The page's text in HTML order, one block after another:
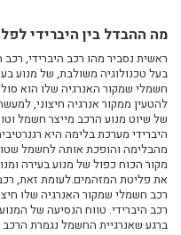
רכב חשמלי בליסינג
רכבים פרטיים חשמליים השוואה
רכבים היברידיים- מבט מעמיק והשוואה בין
עמדת טעינה ביתית לרכב חשמלי
רכבי פלאג-אין היברידיים- PHEV
רכבים חשמליים יד שנייה
כמה עולה להטעין רכב חשמלי?
טנדר עד 3.5 טון: השוואה
ליסינג לחברות
מה ההבדל בין היברידי
ראשית נסביר מהו רכב היברידי,
בעל טכנולוגיה משולבת, של מנוע
חשמלי שמקור האנרגיה שלו הוא
להטעין ממקור אנרגיה חיצוני,
של שיוט מנוע הרכב מייצר חשמל
היברידי מערכת בלימה היא
מהבלימה והופכת אותה לחשמל
מקור הכוח כפול של מנוע בעירה
את פליטת המזהמים.לעומת זאת,
רכב חשמלי שמקור האנרגיה שלו
ברגע שאנרגיית החשמל נגמרת הרכב